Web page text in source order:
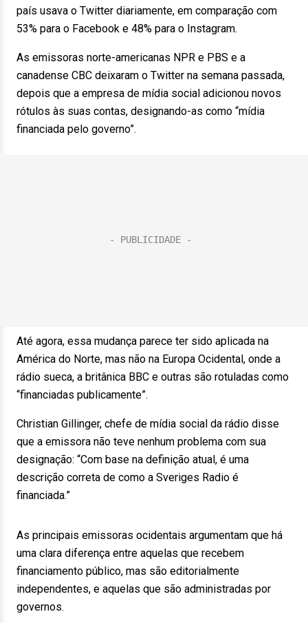
país usava o Twitter diariamente, em comparação com
53% para o Facebook e 48% para o Instagram.
As emissoras norte-americanas NPR e PBS e a
canadense CBC deixaram o Twitter na semana passada,
depois que a empresa de mídia social adicionou novos
rótulos às suas contas, designando-as como “mídia
financiada pelo governo”.
Até agora, essa mudança parece ter sido aplicada na
América do Norte, mas não na Europa Ocidental, onde a
rádio sueca, a britânica BBC e outras são rotuladas como
“financiadas publicamente”.
Christian Gillinger, chefe de mídia social da rádio disse
que a emissora não teve nenhum problema com sua
designação: “Com base na definição atual, é uma
descrição correta de como a Sveriges Radio é
financiada.”
As principais emissoras ocidentais argumentam que há
uma clara diferença entre aquelas que recebem
financiamento público, mas são editorialmente
independentes, e aquelas que são administradas por
governos.